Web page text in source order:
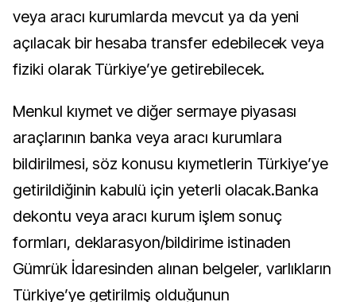
veya aracı kurumlarda mevcut ya da yeni
açılacak bir hesaba transfer edebilecek veya
fiziki olarak Türkiye’ye getirebilecek.
Menkul kıymet ve diğer sermaye piyasası
araçlarının banka veya aracı kurumlara
bildirilmesi, söz konusu kıymetlerin Türkiye’ye
getirildiğinin kabulü için yeterli olacak.Banka
dekontu veya aracı kurum işlem sonuç
formları, deklarasyon/bildirime istinaden
Gümrük İdaresinden alınan belgeler, varlıkların
Türkiye’ye getirilmiş olduğunun